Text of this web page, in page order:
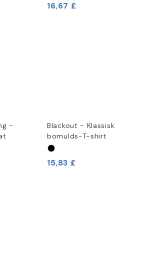
16,67 £
-
Blackout - Klassisk
bomulds-T-shirt
15,83 £